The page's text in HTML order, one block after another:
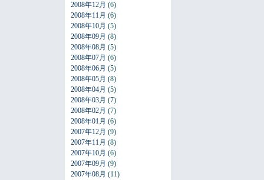
2008年12月 (6)
2008年11月 (6)
2008年10月 (5)
2008年09月 (8)
2008年08月 (5)
2008年07月 (6)
2008年06月 (5)
2008年05月 (8)
2008年04月 (5)
2008年03月 (7)
2008年02月 (7)
2008年01月 (6)
2007年12月 (9)
2007年11月 (8)
2007年10月 (6)
2007年09月 (9)
2007年08月 (11)